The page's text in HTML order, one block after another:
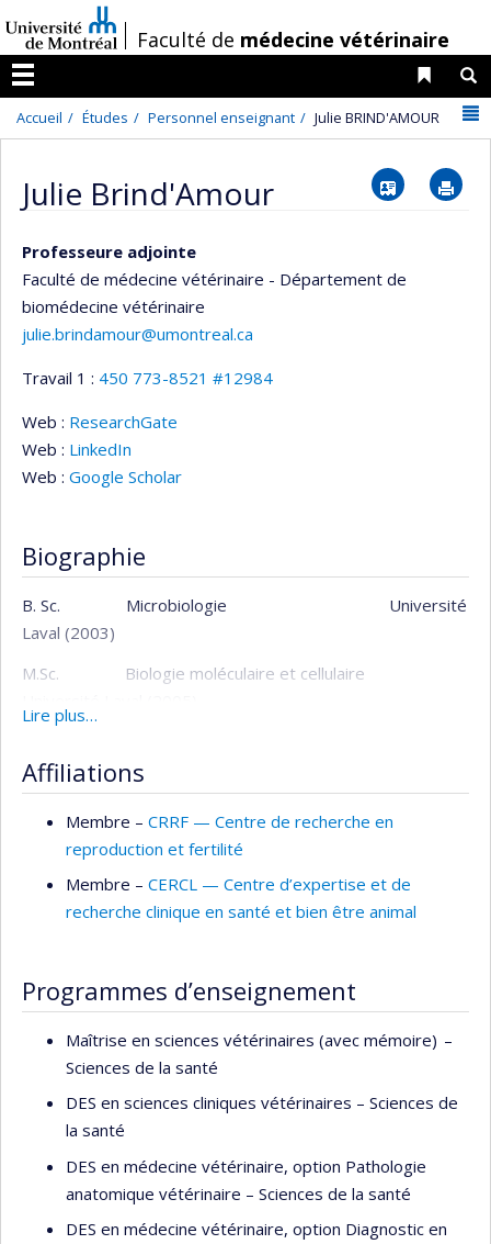
au
contenu
/Faculté de médecine vétérinaire
Menu
Liens
Accueil Études Personnel enseignant Julie BRIND'AMOUR
Julie Brind'Amour Vcard
Professeure adjointe
Faculté de médecine vétérinaire - Département de
biomédecine vétérinaire
julie.brindamour@umontreal.ca
Travail 1 : 450 773-8521 #12984
Web : ResearchGate
Web : LinkedIn
Web : Google Scholar
Biographie
B. Sc. Microbiologie Université
Laval (2003)
M.Sc.
Biologie moléculaire et cellulaire
UVB irradiation
Medical Genetics
University of British Columbia (2011)
Chromosome-specific telomere homeostasis
PostdocMedical Genetics
Development of a method for ChIP-sequencing
with limiting amounts of cells
Role of SETDB1 during epigenetic remodeling
Inter-species differences in the establishment of
DNA methylation in oocytes
Lire plus…
Affiliations
Membre – CRRF — Centre de recherche en
reproduction et fertilité
Membre – CERCL — Centre d’expertise et de
recherche clinique en santé et bien être animal
Programmes d’enseignement
Maîtrise en sciences vétérinaires (avec mémoire) –
Sciences de la santé
DES en sciences cliniques vétérinaires – Sciences de
la santé
DES en médecine vétérinaire, option Pathologie
anatomique vétérinaire – Sciences de la santé
DES en médecine vétérinaire, option Diagnostic en